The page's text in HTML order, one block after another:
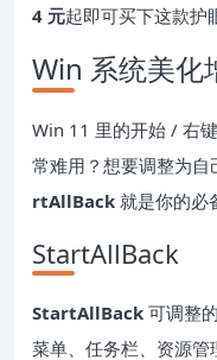
4 元起即可买下这款护
Win 系统美化
Win 11 里的开始 / 右
常难用？想要调整为自
rtAllBack 就是你的必
StartAllBack
StartAllBack 可调整
菜单、任务栏、资源